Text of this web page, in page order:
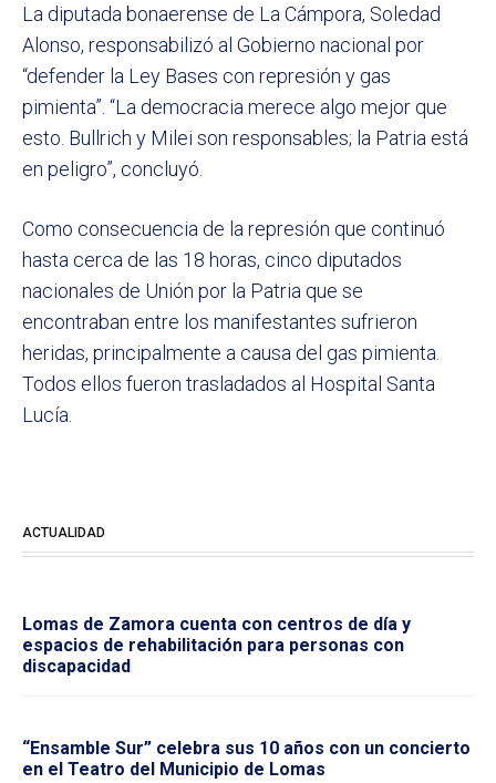
La diputada bonaerense de La Cámpora, Soledad
Alonso, responsabilizó al Gobierno nacional por
“defender la Ley Bases con represión y gas
pimienta”. “La democracia merece algo mejor que
esto. Bullrich y Milei son responsables; la Patria está
en peligro”, concluyó.
Como consecuencia de la represión que continuó
hasta cerca de las 18 horas, cinco diputados
nacionales de Unión por la Patria que se
encontraban entre los manifestantes sufrieron
heridas, principalmente a causa del gas pimienta.
Todos ellos fueron trasladados al Hospital Santa
Lucía.
ACTUALIDAD
Lomas de Zamora cuenta con centros de día y
espacios de rehabilitación para personas con
discapacidad
“Ensamble Sur” celebra sus 10 años con un concierto
en el Teatro del Municipio de Lomas